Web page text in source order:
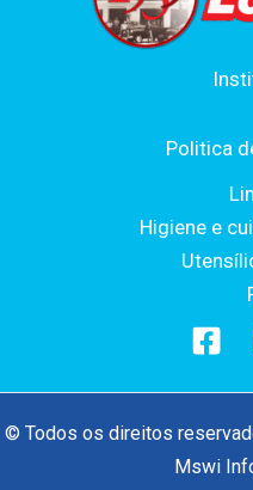
Politica
Higiene e
© Todos os direitos
Mswi